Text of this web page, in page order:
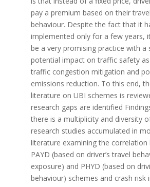
pay a premium based on their
behaviour. Despite the fact that it
implemented only for a few years,
be a very promising practice with a
potential impact on traffic safety
traffic congestion mitigation and
emissions reduction. To this end,
literature on UBI schemes is
research gaps are identified
there is a multiplicity and diversity
research studies accumulated in
literature examining the correlation
PAYD (based on driver’s travel
exposure) and PHYD (based on
behaviour) schemes and crash risk